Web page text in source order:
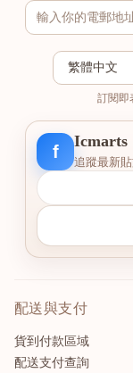
訂閱即
f
Icmarts
追蹤最新
配送與支付
貨到付款區域
配送支付查詢